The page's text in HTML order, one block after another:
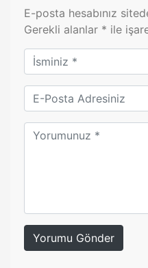
E-posta hesabınız
Gerekli alanlar * ile
Yorumu Gönder